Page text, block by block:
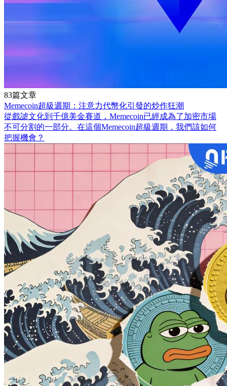
83篇文章
Memecoin超級週期：注意力代幣化引發的炒作狂潮
從戲謔文化到千億美金賽道，Memecoin已經成為了加密市場
不可分割的一部分。在這個Memecoin超級週期，我們該如何
把握機會？